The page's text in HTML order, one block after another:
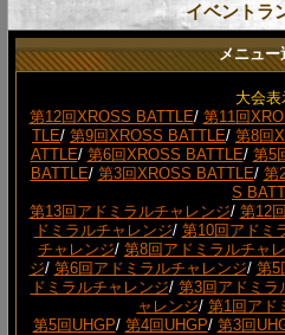
イベントラ
メニュー
大会表
第12回XROSS BATTLE/ 第11回
TLE/ 第9回XROSS BATTLE/ 第8回
ATTLE/ 第6回XROSS BATTLE/ 第5
BATTLE/ 第3回XROSS BATTLE/ 第
S
第13回アドミラルチャレンジ/ 第12
ドミラルチャレンジ/ 第10回アドミ
チャレンジ/ 第8回アドミラルチャ
ジ/ 第6回アドミラルチャレンジ/ 第5
ドミラルチャレンジ/ 第3回アドミラ
ャレンジ/ 第1回アド
第5回UHGP/ 第4回UHGP/ 第3回